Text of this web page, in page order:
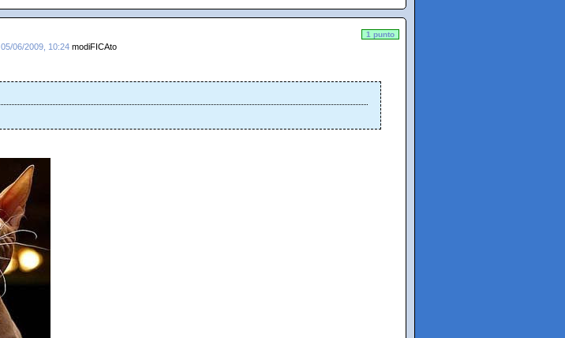
05/06/2009, 10:24 modiFICAto
1 punto